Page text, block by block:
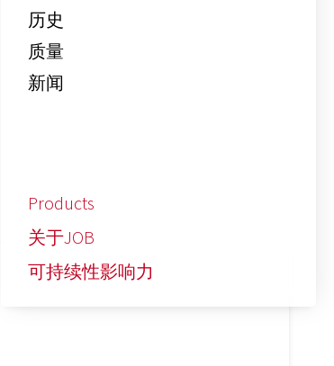
历史
质量
新闻
Products
关于JOB
可持续性影响力